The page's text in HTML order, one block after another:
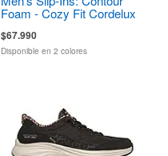
Foam - Cozy Fit Cordelux
$67.990
Disponible en 2 colores